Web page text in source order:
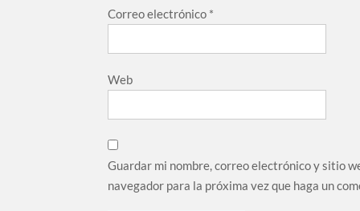
Correo electrónico *
Web
Guardar mi nombre, correo electrónico y sitio
navegador para la próxima vez que haga un